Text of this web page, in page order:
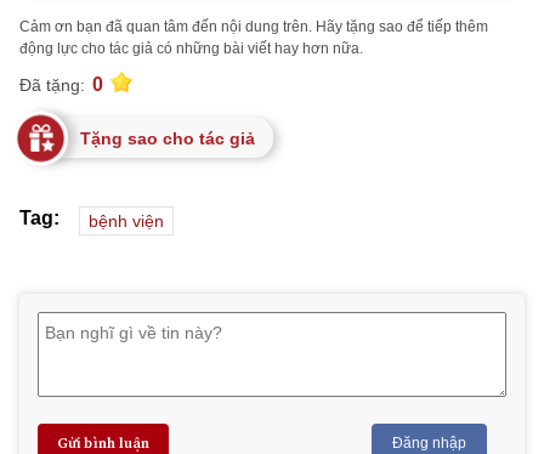
Cảm ơn bạn đã quan tâm đến nội dung trên. Hãy tặng sao để tiếp thêm
động lực cho tác giả có những bài viết hay hơn nữa.
Đã tặng: 0
Tặng sao cho tác giả
Tag: bệnh viện
Gửi bình luận Đăng nhập